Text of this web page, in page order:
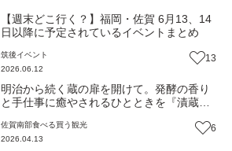
【週末どこ行く？】福岡・佐賀 6月13、14
日以降に予定されているイベントまとめ
筑後イベント
2026.06.12
13
明治から続く蔵の扉を開けて。発酵の香り
と手仕事に癒やされるひとときを『漬蔵た
地をめぐる旅~】
佐賀南部食べる買う観光
2026.04.13
6